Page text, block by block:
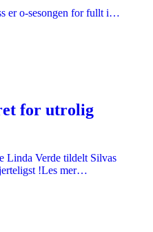
er o-sesongen for fullt i…
for utrolig
Linda Verde tildelt Silvas
!Les mer…